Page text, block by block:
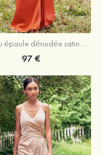
Fourreau épaule dénudée satin extensible ras du sol robe de demoiselle d'honneur
97 €